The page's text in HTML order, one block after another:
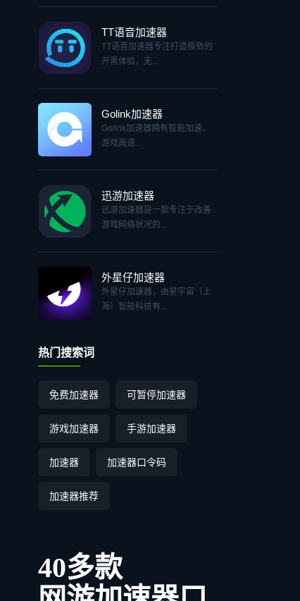
TT语音加速器
TT语音加速器专注打造极致的
开黑体验，无...
Golink加速器
Golink加速器拥有智能加速、
游戏高速...
迅游加速器
迅游加速器是一款专注于改善
游戏网络状况的...
外星仔加速器
外星仔加速器，由星宇宙（上
海）智能科技有...
热门搜索词
免费加速器 可暂停加速器
游戏加速器 手游加速器
加速器 加速器口令码
加速器推荐
40多款